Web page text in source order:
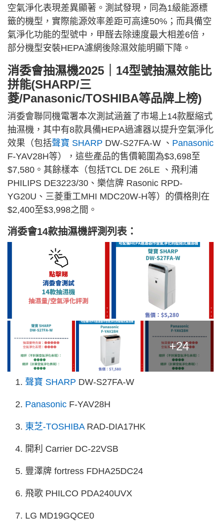
空氣淨化表現差異顯著。測試發現，同為1級能源標
籤的機型，實際能源效率差距可高達50%；而具備空
氣淨化功能的型號中，甲醛去除速度最大相差6倍，
部分機型安裝HEPA濾網後除濕效能明顯下降。
消委會抽濕機2025｜14型號抽濕效能比
拼能(SHARP/三
菱/Panasonic/TOSHIBA等品牌上榜)
消委會聯同機電署本次測試涵蓋了市場上14款壓縮式
抽濕機，其中有8款具備HEPA過濾器以提升空氣淨化
效果（包括聲寶 SHARP DW-S27FA-W 、 Panasonic
F-YAV28H等），這些產品的售價範圍為$3,698至
$7,580。其餘樣本（包括TCL DE 26LE 、飛利浦
PHILIPS DE3223/30、樂信牌 Rasonic RPD-
YG20U、三菱重工MHI MDC20W-H等）的價格則在
$2,400至$3,998之間。
消委會14款抽濕機評測列表：
+24
聲寶 SHARP DW-S27FA-W
Panasonic F-YAV28H
東芝-TOSHIBARAD-DIA17HK
開利 Carrier DC-22VSB
豐澤牌 fortress FDHA25DC24
飛歌 PHILCO PDA240UVX
LG MD19GQCE0